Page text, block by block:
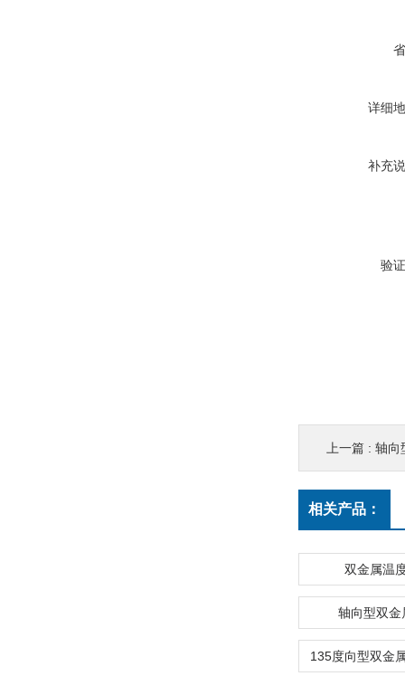
详细
补充
验
上一篇 : 轴向型
相关产品：
双金属温
轴向型双金